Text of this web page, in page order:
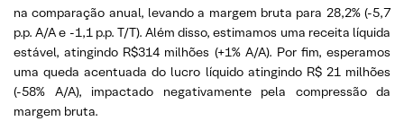
na comparação anual, levando a margem bruta para 28,2% (-5,7
p.p. A/A e -1,1 p.p. T/T). Além disso, estimamos uma receita líquida
estável, atingindo R$314 milhões (+1% A/A). Por fim, esperamos
uma queda acentuada do lucro líquido atingindo R$ 21 milhões
(-58% A/A), impactado negativamente pela compressão da
margem bruta.